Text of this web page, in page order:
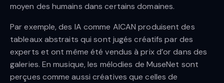
moyen des humains dans certains domaines.
Par exemple, des IA comme AICAN produisent des
tableaux abstraits qui sont jugés créatifs par des
experts et ont même été vendus à prix d’or dans des
galeries. En musique, les mélodies de MuseNet sont
perçues comme aussi créatives que celles de